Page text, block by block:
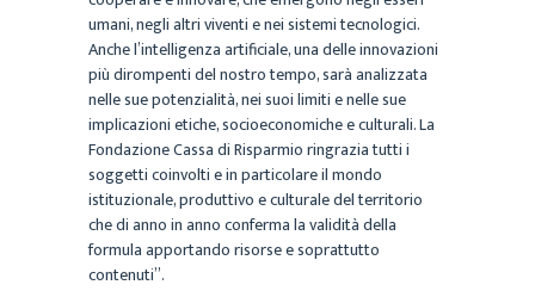
umani, negli altri viventi e nei sistemi tecnologici.
Anche l’intelligenza artificiale, una delle innovazioni
più dirompenti del nostro tempo, sarà analizzata
nelle sue potenzialità, nei suoi limiti e nelle sue
implicazioni etiche, socioeconomiche e culturali. La
Fondazione Cassa di Risparmio ringrazia tutti i
soggetti coinvolti e in particolare il mondo
istituzionale, produttivo e culturale del territorio
che di anno in anno conferma la validità della
formula apportando risorse e soprattutto
contenuti”.